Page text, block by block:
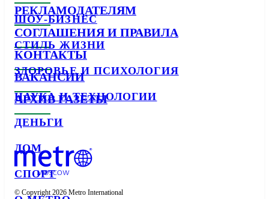
ШОУ-БИЗНЕС
СТИЛЬ ЖИЗНИ
ЗДОРОВЬЕ И ПСИХОЛОГИЯ
НАУКА И ТЕХНОЛОГИИ
ДЕНЬГИ
ДОМ
СПОРТ
РЕКЛАМОДАТЕЛЯМ
СОГЛАШЕНИЯ И ПРАВИЛА
КОНТАКТЫ
ВАКАНСИИ
АРХИВ ГАЗЕТЫ
© Copyright 2026 Metro International